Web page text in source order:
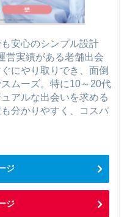
安心のシンプル設計
営実績がある老舗出会
にやり取りでき、面倒
ムーズ。特に10～20代
アルな出会いを求める
分かりやすく、コスパ
ジ
ジ